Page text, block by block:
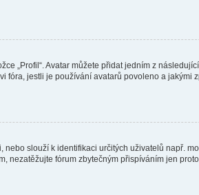
„Profil“. Avatar můžete přidat jedním z
jestli je používání avatarů povoleno a jakými
slouží k identifikaci určitých uživatelů např.
nezatěžujte fórum zbytečným přispíváním jen